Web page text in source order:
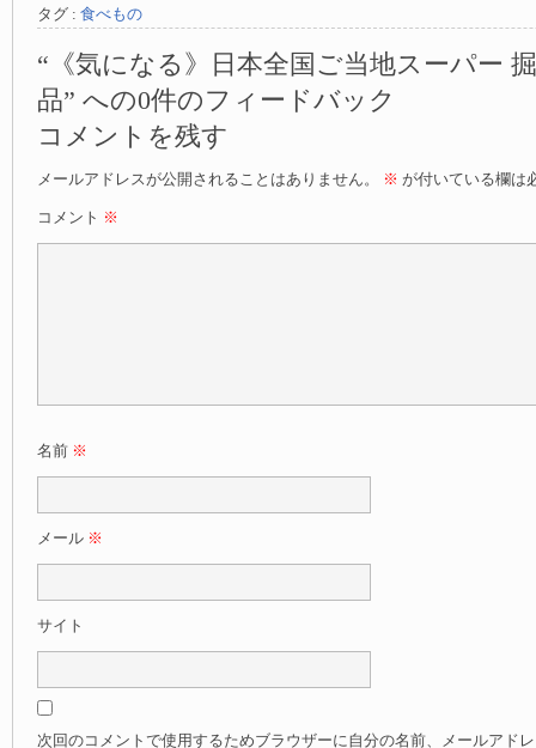
タグ : 食べもの
“《気になる》日本全国ご当地スーパー
品” への0件のフィードバック
コメントを残す
メールアドレスが公開されることはありません。 ※ が付いている欄は
コメント ※
名前 ※
メール ※
サイト
次回のコメントで使用するためブラウザーに自分の名前、メールアド